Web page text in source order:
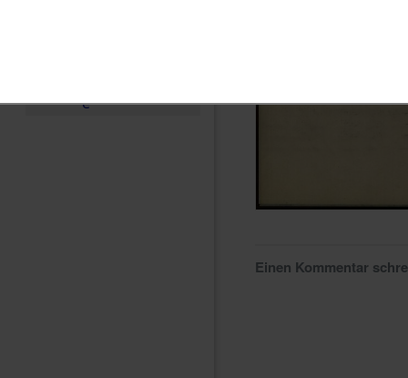
e
Einen Kommentar